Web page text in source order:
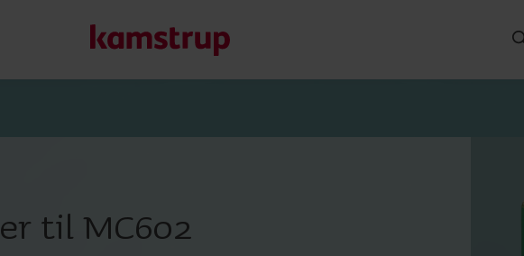
Vores engagement i en grønnere fremtid driver os til at udvikle løsninger, der
reducere vandspild, styrke forsyninger, optimere energieffektiviteten og
til MC602